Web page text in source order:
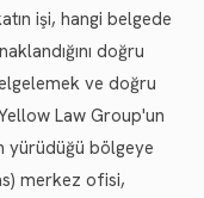
işi, hangi belgede
doğru
ve doğru
Law Group'un
yürüdüğü bölgeye
merkez ofisi,